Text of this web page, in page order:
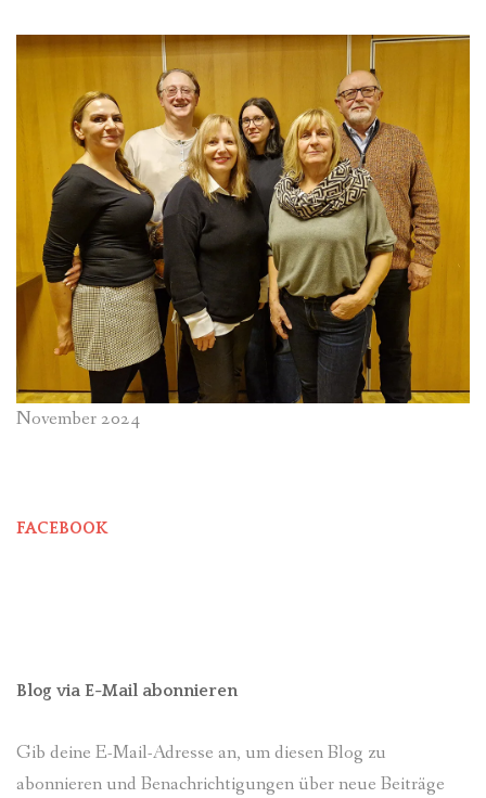
November 2024
FACEBOOK
Blog via E-Mail abonnieren
Gib deine E-Mail-Adresse an, um diesen Blog zu
abonnieren und Benachrichtigungen über neue Beiträge